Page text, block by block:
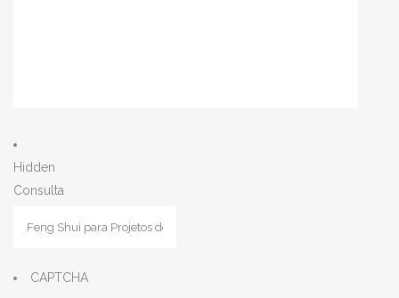
Hidden
Consulta
CAPTCHA